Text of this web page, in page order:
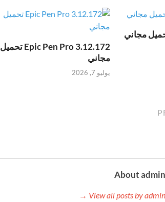
Epic Pen Pro 3.12.172 تحميل
مجاني
يوليو 7, 2026
About admin
View all posts by admin →